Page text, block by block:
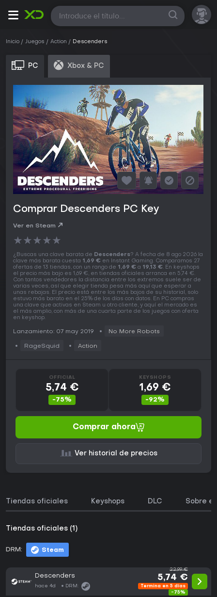
Todas
Inicio Juegos Action Descenders
PC Xbox & PC
Comprar Descenders PC Key
Ver en Steam
★★★★★
¿Buscas una clave barata de Descenders? A fecha de 8 ago 2026 la
clave más barata cuesta 1,69 € en Instant Gaming. Comparamos 27
ofertas de 13 tiendas, con un rango de 1,69 € a 19,13 €. En keyshops
el precio más bajo es 1,69 €, en tiendas oficiales arranca en 5,74 €.
Con tantos vendedores la distancia entre los extremos suele ser de
varias veces, así que elegir tienda pesa más aquí que esperar a
unas rebajas. El precio está entre los más bajos de su historial, solo
estuvo más barato en el 25% de los días con datos. En PC compras
una clave que activas en Steam u otro cliente, y aquí el mercado es
el más amplio, con más de una cuarta parte de los juegos con oferta
en keyshop.
Lanzamiento: 07 may 2019 No More Robots
RageSquid Action
OFFICIAL
5,74 €
-75%
KEYSHOPS
1,69 €
-92%
Comprar ahora
Ver historial de precios
Tiendas oficiales Keyshops DLC Sobre
Tiendas oficiales (1)
DRM: Steam
Descenders
hace 4d DRM:
22,99 €
5,74 €
Termina en 5 días
-75%